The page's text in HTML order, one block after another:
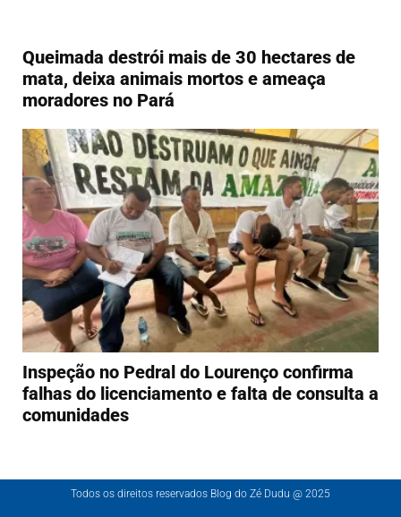
Queimada destrói mais de 30 hectares de
mata, deixa animais mortos e ameaça
moradores no Pará
Inspeção no Pedral do Lourenço confirma
falhas do licenciamento e falta de consulta a
comunidades
Todos os direitos reservados Blog do Zé Dudu @ 2025